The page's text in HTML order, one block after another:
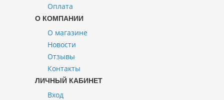
Оплата
О КОМПАНИИ
О магазине
Новости
Отзывы
Контакты
ЛИЧНЫЙ КАБИНЕТ
Вход